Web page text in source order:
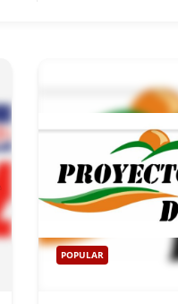
POPULAR